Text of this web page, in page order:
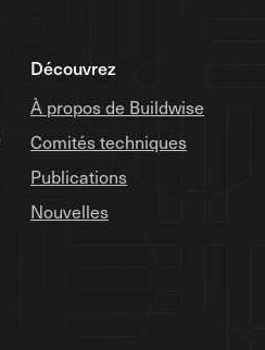
Découvrez
À propos de Buildwise
Comités techniques
Publications
Nouvelles